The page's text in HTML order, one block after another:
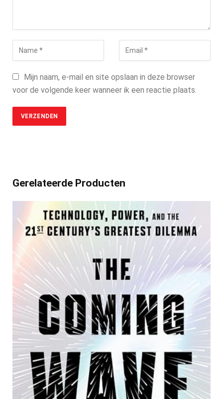
Mijn naam, e-mail en site opslaan in deze browser
voor de volgende keer wanneer ik een reactie plaats.
Gerelateerde Producten